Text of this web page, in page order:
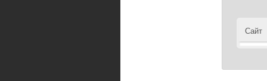
Сайт